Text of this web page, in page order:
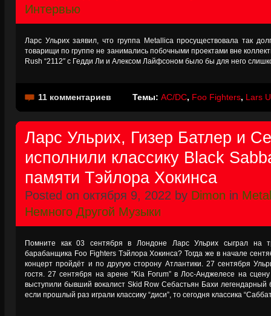
Интервью
Ларс Ульрих заявил, что группа Metallica просуществовала так
товарищи по группе не занимались побочными проектами вне
Rush “2112″ с Гедди Ли и Алексом Лайфсоном было бы для него
11 комментариев Темы: AC/DC, Foo Fighters, Lars
Ларс Ульрих, Гизер Батлер и
исполнили классику Black
памяти Тэйлора Хокинса
Posted on октября 9, 2022 by Dimon in
Немного Другой Музыки
Помните как 03 сентября в Лондоне Ларс Ульрих сыграл на
барабанщика Foo Fighters Тэйлора Хокинса? Тогда же в начале
концерт пройдёт и по другую сторону Атлантики. 27 сентября
гостя. 27 сентября на арене “Kia Forum” в Лос-Анджелесе на
выступили бывший вокалист Skid Row Себастьян Бахи легендарный
если прошлый раз играли классику “диси”, то сегодня классика